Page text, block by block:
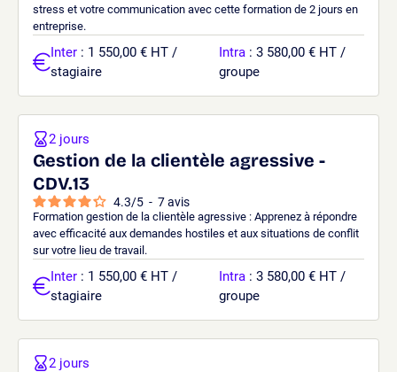
stress et votre communication avec cette formation de 2 jours en
entreprise.
Inter : 1 550,00 € HT /
stagiaire
Intra : 3 580,00 € HT /
groupe
Gestion de la clientèle agressive -
CDV.13
4.3/5 - 7avis
Formation gestion de la clientèle agressive : Apprenez à répondre
avec efficacité aux demandes hostiles et aux situations de conflit
sur votre lieu de travail.
2 jours
Inter : 1 550,00 € HT /
stagiaire
Intra : 3 580,00 € HT /
groupe
2 jours